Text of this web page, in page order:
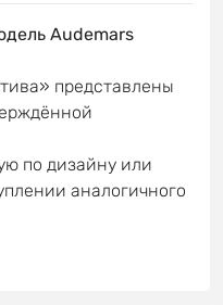
Audemars
представлены
по дизайну или
аналогичного